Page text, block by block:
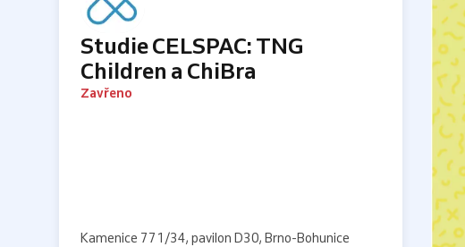
Studie CELSPAC: TNG
Children a ChiBra
Zavřeno
Kamenice 771/34, pavilon D30, Brno-Bohunice